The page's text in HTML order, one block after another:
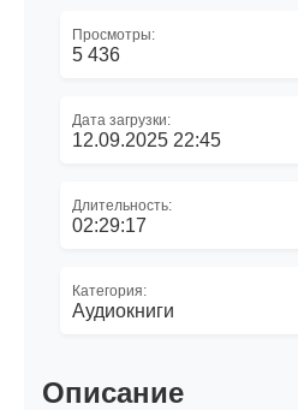
Просмотры:
5 436
Дата загрузки:
12.09.2025 22:45
Длительность:
02:29:17
Категория:
Аудиокниги
Описание